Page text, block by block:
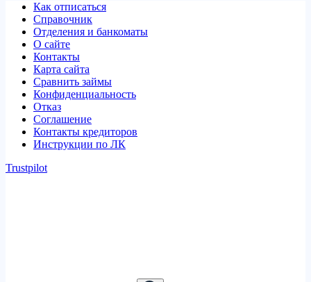
Как отписаться
Справочник
Отделения и банкоматы
О сайте
Контакты
Карта сайта
Сравнить займы
Конфиденциальность
Отказ
Соглашение
Контакты кредиторов
Инструкции по ЛК
Trustpilot